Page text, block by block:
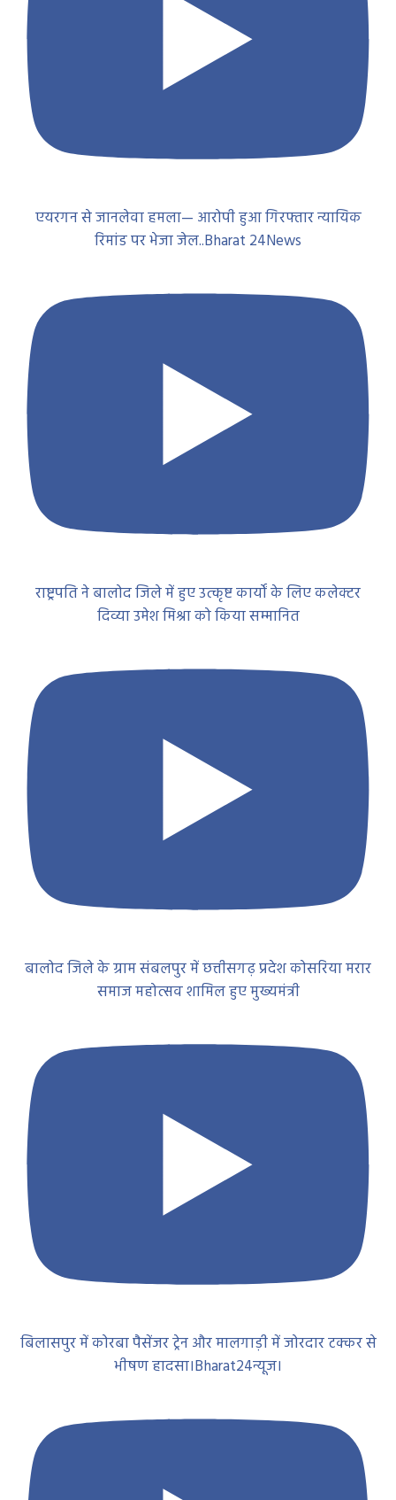
एयरगन से जानलेवा हमला— आरोपी हुआ गिरफ्तार न्यायिक
रिमांड पर भेजा जेल..Bharat 24News
राष्ट्रपति ने बालोद जिले में हुए उत्कृष्ट कार्यों के लिए कलेक्टर
दिव्या उमेश मिश्रा को किया सम्मानित
बालोद जिले के ग्राम संबलपुर में छत्तीसगढ़ प्रदेश कोसरिया मरार
समाज महोत्सव शामिल हुए मुख्यमंत्री
बिलासपुर में कोरबा पैसेंजर ट्रेन और मालगाड़ी में जोरदार टक्कर से
भीषण हादसा।Bharat24न्यूज।